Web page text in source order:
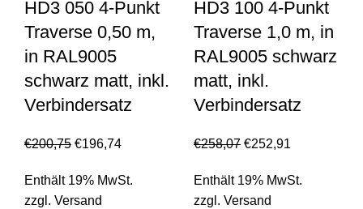
HD3 050 4-Punkt
Traverse 0,50 m,
in RAL9005
schwarz matt, inkl.
Verbindersatz
€200,75 €196,74
Enthält 19% MwSt.
zzgl. Versand
HD3 100 4-Punkt
Traverse 1,0 m, in
RAL9005 schwarz
matt, inkl.
Verbindersatz
€258,07 €252,91
Enthält 19% MwSt.
zzgl. Versand